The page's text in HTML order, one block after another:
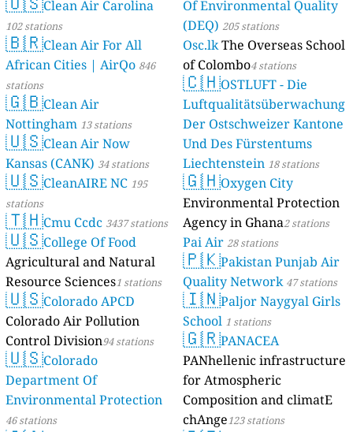
Clean Air Carolina
102 stations
🇧🇷Clean Air For All
African Cities | AirQo 846
stations
🇬🇧Clean Air
Nottingham 13 stations
🇺🇸Clean Air Now
Kansas (CANK) 34 stations
🇺🇸CleanAIRE NC 195
stations
🇹🇭Cmu Ccdc 3437 stations
🇺🇸College Of Food
Agricultural and Natural
Resource Sciences1 stations
🇺🇸Colorado APCD
Colorado Air Pollution
Control Division94 stations
🇺🇸Colorado
Department Of
Environmental Protection
46 stations
Of Environmental Quality
(DEQ) 205 stations
Osc.lkThe Overseas School
of Colombo4 stations
🇨🇭OSTLUFT - Die
Luftqualitätsüberwachung
Der Ostschweizer Kantone
Und Des Fürstentums
Liechtenstein 18 stations
🇬🇭Oxygen City
Environmental Protection
Agency in Ghana2 stations
Pai Air 28 stations
🇵🇰Pakistan Punjab Air
Quality Network 47 stations
🇮🇳Paljor Naygyal Girls
School 1 stations
🇬🇷PANACEA
PANhellenic infrastructure
for Atmospheric
Composition and climatE
chAnge123 stations